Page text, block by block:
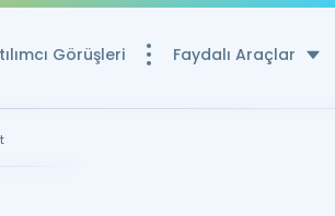
Görüşleri Faydalı Araçlar